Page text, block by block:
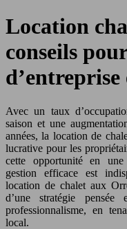
Location
conseils
d’entreprise
Avec un taux
saison et une
années, la location de
lucrative pour les
cette opportunité en
gestion efficace est
location de chalet aux
d’une stratégie
professionnalisme, en
local.